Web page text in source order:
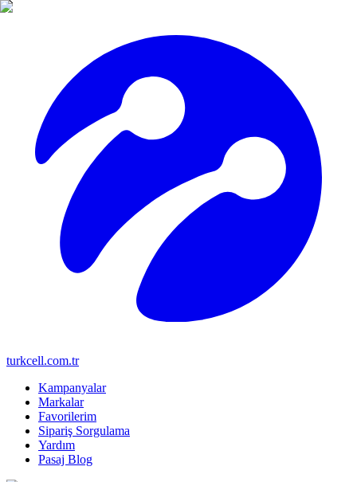
turkcell.com.tr
Kampanyalar
Markalar
Favorilerim
Sipariş Sorgulama
Yardım
Pasaj Blog